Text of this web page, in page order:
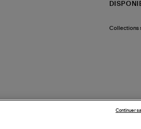
Collections
Continuer